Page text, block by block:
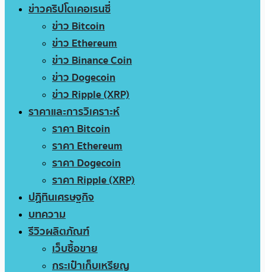
ข่าวคริปโตเคอเรนซี่
ข่าว Bitcoin
ข่าว Ethereum
ข่าว Binance Coin
ข่าว Dogecoin
ข่าว Ripple (XRP)
ราคาและการวิเคราะห์
ราคา Bitcoin
ราคา Ethereum
ราคา Dogecoin
ราคา Ripple (XRP)
ปฏิทินเศรษฐกิจ
บทความ
รีวิวผลิตภัณฑ์
เว็บซื้อขาย
กระเป๋าเก็บเหรียญ